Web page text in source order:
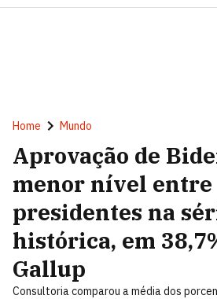
Home Mundo
Aprovação de
menor nível entre
presidentes na
histórica, em
Gallup
Consultoria comparou a média dos